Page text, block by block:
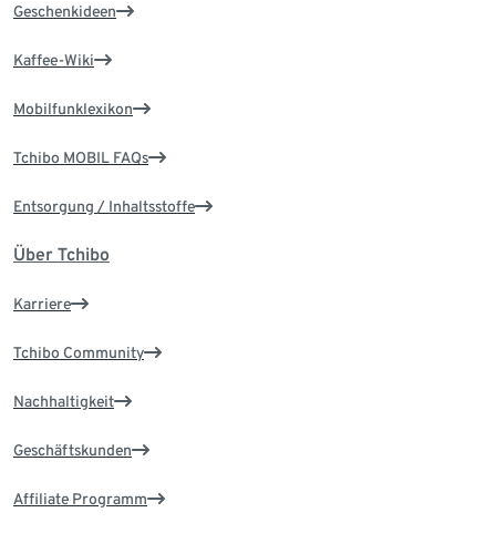
Geschenkideen
Kaffee-Wiki
Mobilfunklexikon
Tchibo MOBIL FAQs
Entsorgung / Inhaltsstoffe
Über Tchibo
Karriere
Tchibo Community
Nachhaltigkeit
Geschäftskunden
Affiliate Programm